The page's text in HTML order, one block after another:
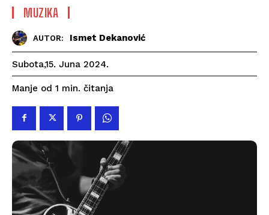
MUZIKA
AUTOR: Ismet Dekanović
Subota,15. Juna 2024.
Manje od 1 min. čitanja